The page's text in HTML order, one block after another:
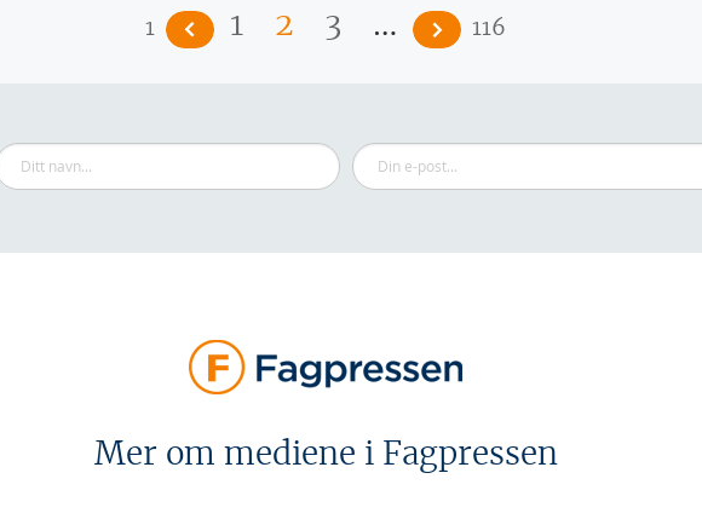
1 1 2 3 … 116
Mer om mediene i Fagpressen